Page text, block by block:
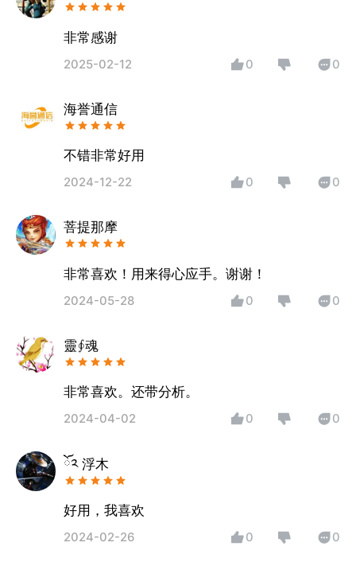
非常感谢
2025-02-12 0 0
海誉通信
不错非常好用
2024-12-22 0 0
菩提那摩
非常喜欢！用来得心应手。谢谢！
2024-05-28 0 0
靈∮魂
非常喜欢。还带分析。
2024-04-02 0 0
ོ༢ 浮木
好用，我喜欢
2024-02-26 0 0